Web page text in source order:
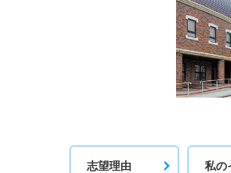
志望理由 私の